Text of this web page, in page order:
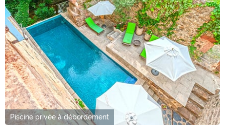
Piscine privée à débordement